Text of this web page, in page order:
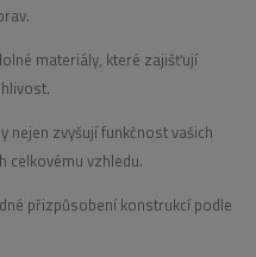
materiály, které zajišťují
nejen zvyšují funkčnost vašich
celkovému vzhledu.
přizpůsobení konstrukcí podle